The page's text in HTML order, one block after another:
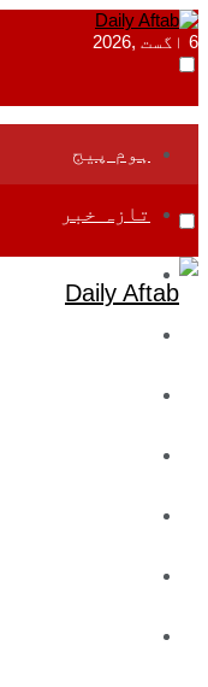
6 اگست ,2026
ہوم پیج
تازہ خبر